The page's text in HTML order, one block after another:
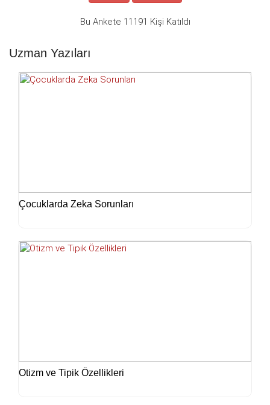
Bu Ankete 11191 Kişi Katıldı
Uzman Yazıları
Çocuklarda Zeka Sorunları
Otizm ve Tipik Özellikleri